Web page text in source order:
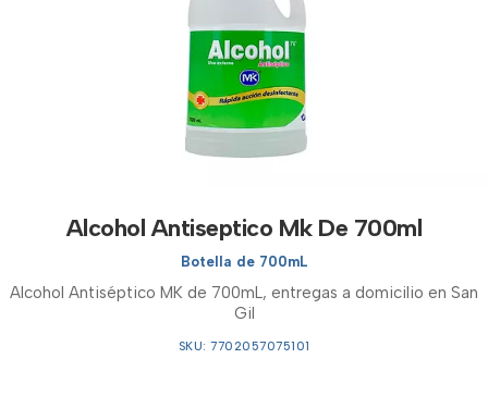
Alcohol Antiseptico Mk De 700ml
Botella de 700mL
Alcohol Antiséptico MK de 700mL, entregas a domicilio en San
Gil
SKU: 7702057075101